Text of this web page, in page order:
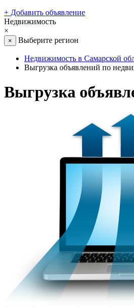
+ Добавить объявление
Недвижимость
×
× Выберите регион
Недвижимость в Самарской
Выгрузка объявлений по
Выгрузка